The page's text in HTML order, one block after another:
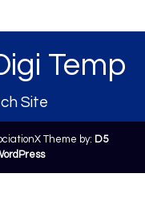
Temp
Site
Theme by: D5